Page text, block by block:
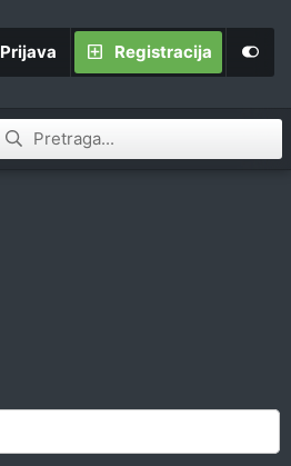
Prijava Registracija